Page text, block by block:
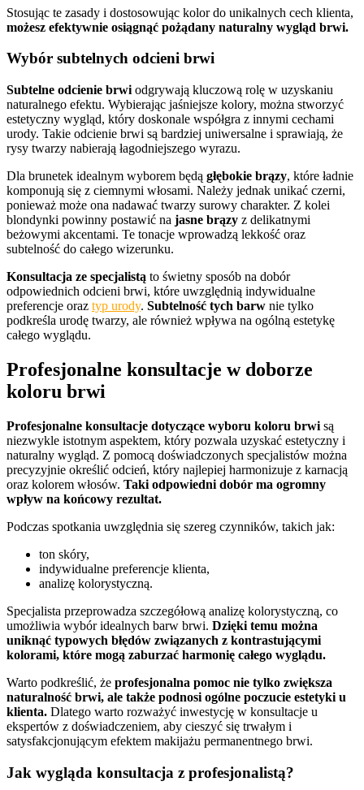
Stosując te zasady i dostosowując kolor do unikalnych cech klienta,
możesz efektywnie osiągnąć pożądany naturalny wygląd brwi.
Wybór subtelnych odcieni brwi
Subtelne odcienie brwi odgrywają kluczową rolę w uzyskaniu
naturalnego efektu. Wybierając jaśniejsze kolory, można stworzyć
estetyczny wygląd, który doskonale współgra z innymi cechami
urody. Takie odcienie brwi są bardziej uniwersalne i sprawiają, że
rysy twarzy nabierają łagodniejszego wyrazu.
Dla brunetek idealnym wyborem będą głębokie brązy, które ładnie
komponują się z ciemnymi włosami. Należy jednak unikać czerni,
ponieważ może ona nadawać twarzy surowy charakter. Z kolei
blondynki powinny postawić na jasne brązy z delikatnymi
beżowymi akcentami. Te tonacje wprowadzą lekkość oraz
subtelność do całego wizerunku.
Konsultacja ze specjalistą to świetny sposób na dobór
odpowiednich odcieni brwi, które uwzględnią indywidualne
preferencje oraz typ urody. Subtelność tych barw nie tylko
podkreśla urodę twarzy, ale również wpływa na ogólną estetykę
całego wyglądu.
Profesjonalne konsultacje w doborze
koloru brwi
Profesjonalne konsultacje dotyczące wyboru koloru brwi są
niezwykle istotnym aspektem, który pozwala uzyskać estetyczny i
naturalny wygląd. Z pomocą doświadczonych specjalistów można
precyzyjnie określić odcień, który najlepiej harmonizuje z karnacją
oraz kolorem włosów. Taki odpowiedni dobór ma ogromny
wpływ na końcowy rezultat.
Podczas spotkania uwzględnia się szereg czynników, takich jak:
ton skóry,
indywidualne preferencje klienta,
analizę kolorystyczną.
Specjalista przeprowadza szczegółową analizę kolorystyczną, co
umożliwia wybór idealnych barw brwi. Dzięki temu można
uniknąć typowych błędów związanych z kontrastującymi
kolorami, które mogą zaburzać harmonię całego wyglądu.
Warto podkreślić, że profesjonalna pomoc nie tylko zwiększa
naturalność brwi, ale także podnosi ogólne poczucie estetyki u
klienta. Dlatego warto rozważyć inwestycję w konsultacje u
ekspertów z doświadczeniem, aby cieszyć się trwałym i
satysfakcjonującym efektem makijażu permanentnego brwi.
Jak wygląda konsultacja z profesjonalistą?